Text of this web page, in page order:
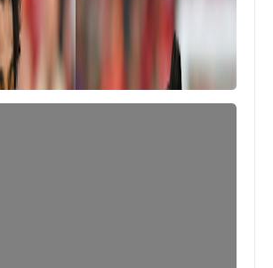
الرئيسية
تعرف على التنزيلات على